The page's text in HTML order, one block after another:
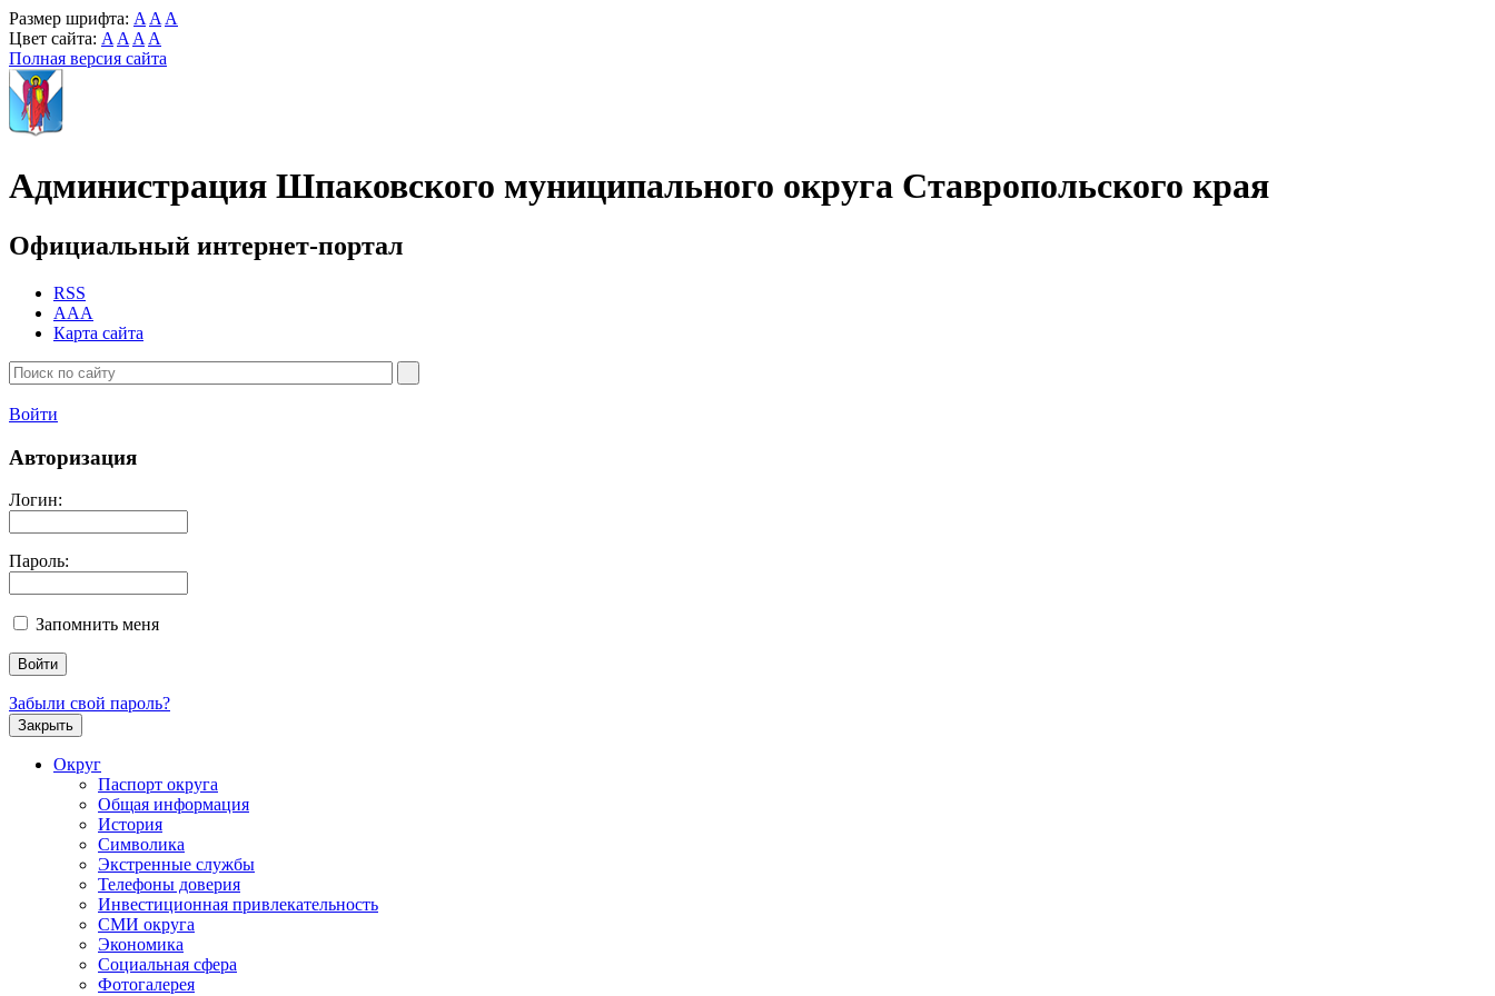
Размер шрифта: A A A
Цвет сайта: A A A A
Полная версия сайта
Администрация Шпаковского муниципального округа Ставропольского края
Официальный интернет-портал
RSS
AAA
Карта сайта
Войти
Авторизация
Логин:
Пароль:
Запомнить меня
Забыли свой пароль?
Закрыть
Округ
Паспорт округа
Общая информация
История
Символика
Экстренные службы
Телефоны доверия
Инвестиционная привлекательность
СМИ округа
Экономика
Социальная сфера
Фотогалерея